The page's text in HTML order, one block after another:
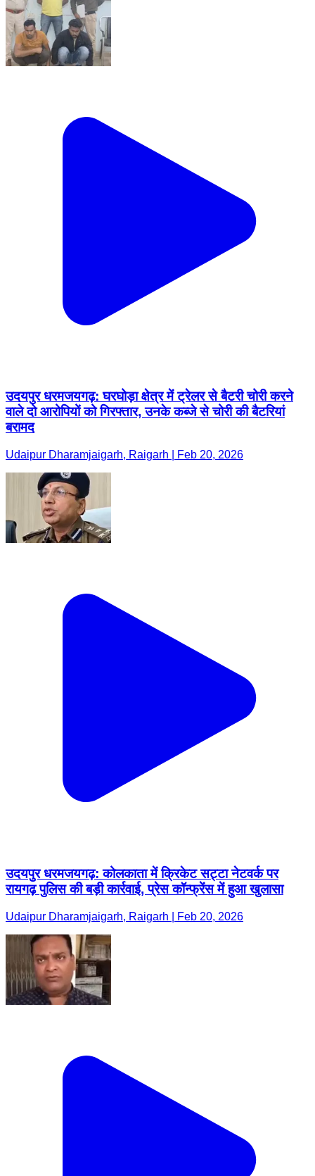
उदयपुर धरमजयगढ़: घरघोड़ा क्षेत्र में ट्रेलर से बैटरी चोरी करने
वाले दो आरोपियों को गिरफ्तार, उनके कब्जे से चोरी की बैटरियां
बरामद
Udaipur Dharamjaigarh, Raigarh | Feb 20, 2026
उदयपुर धरमजयगढ़: कोलकाता में क्रिकेट सट्टा नेटवर्क पर
रायगढ़ पुलिस की बड़ी कार्रवाई, प्रेस कॉन्फ्रेंस में हुआ खुलासा
Udaipur Dharamjaigarh, Raigarh | Feb 20, 2026